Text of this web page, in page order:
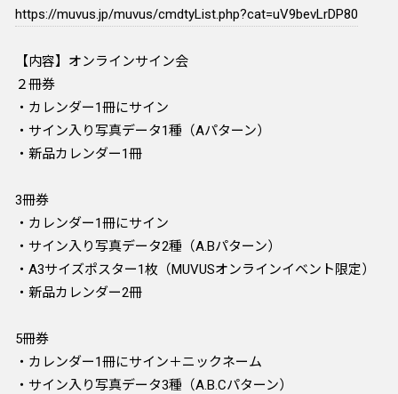
https://muvus.jp/muvus/cmdtyList.php?cat=uV9bevLrDP80
【内容】オンラインサイン会
２冊券
・カレンダー1冊にサイン
・サイン入り写真データ1種（Aパターン）
・新品カレンダー1冊
3冊券
・カレンダー1冊にサイン
・サイン入り写真データ2種（A.Bパターン）
・A3サイズポスター1枚（MUVUSオンラインイベント限定）
・新品カレンダー2冊
5冊券
・カレンダー1冊にサイン＋ニックネーム
・サイン入り写真データ3種（A.B.Cパターン）